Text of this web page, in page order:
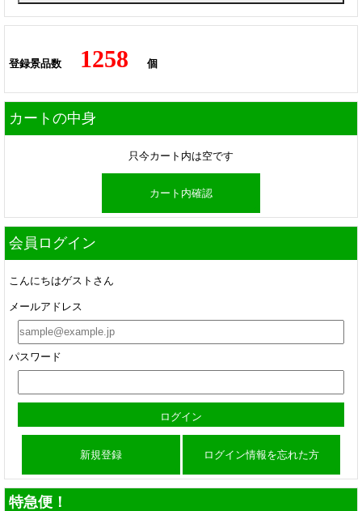
登録景品数 1258 個
カートの中身
只今カート内は空です
カート内確認
会員ログイン
こんにちはゲストさん
メールアドレス
パスワード
新規登録 ログイン情報を忘れた方
特急便！